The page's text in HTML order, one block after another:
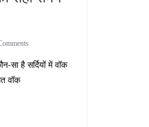
2026
के लिए
6, 2026
सा है सर्दियों में वॉक
वॉक